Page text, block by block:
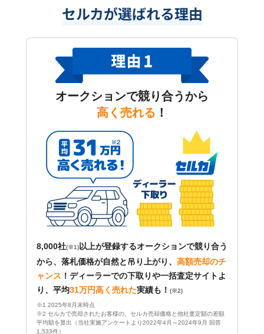
セルカが選ばれる理由
オークションで競り合うから
高く売れる ！
8,000社(※1) 以上が登録するオークションで競り合う
から、落札価格が自然と吊り上がり、 高額売却のチ
ャンス ！ ディーラーでの下取りや一括査定サイトよ
り、平均31万円高く売れた実績も！ (※2)
※1 2025年8月末時点
※2 セルカで売却されたお客様の、セルカ売却価格と他社査定額の差額
平均額を算出（当社実施アンケートより2022年4月～2024年9月 回答
1,533件）